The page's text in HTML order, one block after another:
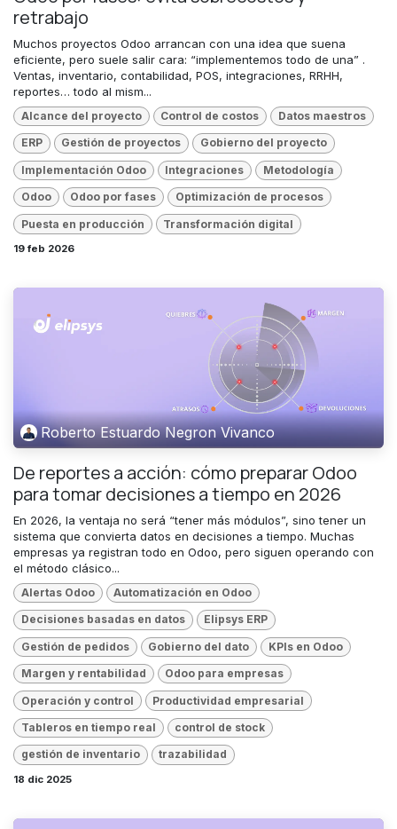
retrabajo
Muchos proyectos Odoo arrancan con una idea que suena
eficiente, pero suele salir cara: “implementemos todo de una” .
Ventas, inventario, contabilidad, POS, integraciones, RRHH,
reportes… todo al mism...
Alcance del proyecto Control de costos Datos maestros
ERP Gestión de proyectos Gobierno del proyecto
Implementación Odoo Integraciones Metodología
Odoo Odoo por fases Optimización de procesos
Puesta en producción Transformación digital
19 feb 2026
Roberto Estuardo Negron Vivanco
De reportes a acción: cómo preparar Odoo
para tomar decisiones a tiempo en 2026
En 2026, la ventaja no será “tener más módulos”, sino tener un
sistema que convierta datos en decisiones a tiempo. Muchas
empresas ya registran todo en Odoo, pero siguen operando con
el método clásico...
Alertas Odoo Automatización en Odoo
Decisiones basadas en datos Elipsys ERP
Gestión de pedidos Gobierno del dato KPIs en Odoo
Margen y rentabilidad Odoo para empresas
Operación y control Productividad empresarial
Tableros en tiempo real control de stock
gestión de inventario trazabilidad
18 dic 2025